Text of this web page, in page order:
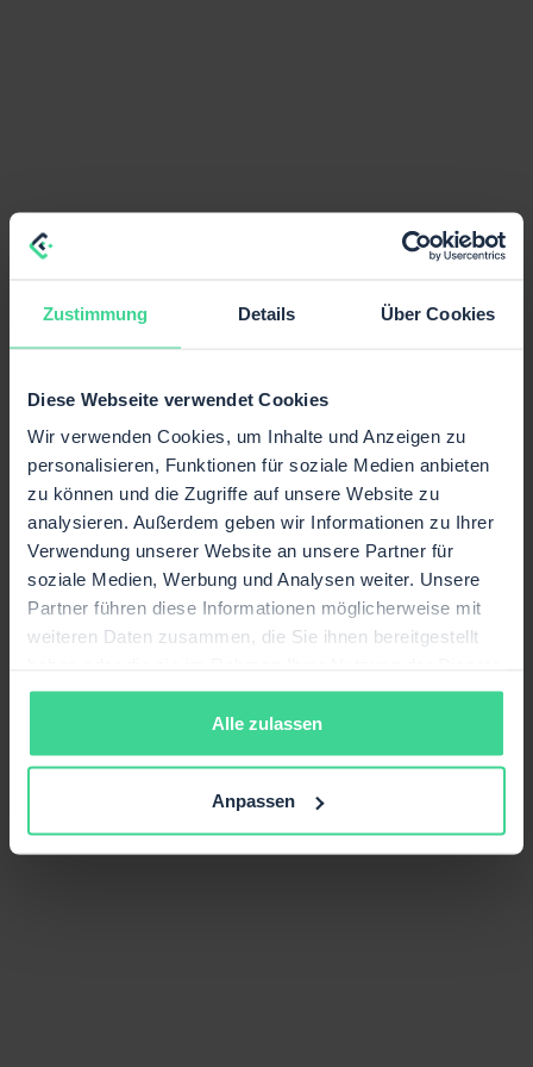
Zustimmung Details Über Cookies
Diese Webseite verwendet Cookies
Wir verwenden Cookies, um Inhalte und Anzeigen zu
personalisieren, Funktionen für soziale Medien anbieten
zu können und die Zugriffe auf unsere Website zu
analysieren. Außerdem geben wir Informationen zu Ihrer
Verwendung unserer Website an unsere Partner für
soziale Medien, Werbung und Analysen weiter. Unsere
Partner führen diese Informationen möglicherweise mit
weiteren Daten zusammen, die Sie ihnen bereitgestellt
gesammelt haben.
Alle zulassen
Anpassen